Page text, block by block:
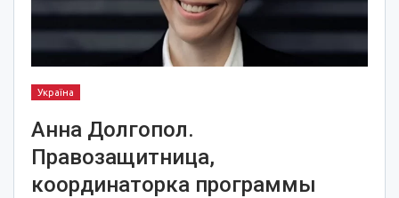
Україна
Анна Долгопол.
Правозащитница,
координаторка программы